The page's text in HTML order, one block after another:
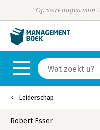
Op werkdagen voor
Leiderschap
Robert Esser